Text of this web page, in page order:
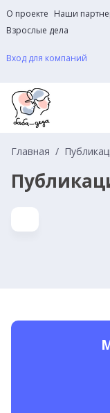
О проекте Наши
Взрослые дела
Вход для компаний
Главная